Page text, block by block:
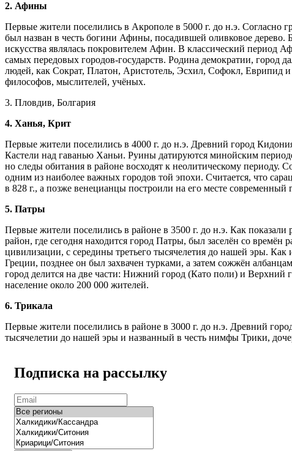
2. Афины
Первые жители поселились в Акрополе в 5000 г. до н.э. Согласно
был назван в честь богини Афины, посадившей оливковое дерево.
искусства являлась покровителем Афин. В классический период
самых передовых городов-государств. Родина демократии, город
людей, как Сократ, Платон, Аристотель, Эсхил, Софокл, Еврипид
философов, мыслителей, учёных.
3. Пловдив, Болгария
4. Ханья, Крит
Первые жители поселились в 4000 г. до н.э. Древний город
Кастели над гаванью Ханьи. Руины датируются минойским
но следы обитания в районе восходят к неолитическому периоду.
одним из наиболее важных городов той эпохи. Считается, что
в 828 г., а позже венецианцы построили на его месте современный
5. Патры
Первые жители поселились в районе в 3500 г. до н.э. Как показали
район, где сегодня находится город Патры, был заселён со времён
цивилизации, с середины третьего тысячелетия до нашей эры. Как
Греции, позднее он был захвачен турками, а затем сожжён
город делится на две части: Нижний город (Като поли) и Верхний
население около 200 000 жителей.
6. Трикала
Первые жители поселились в районе в 3000 г. до н.э. Древний
тысячелетии до нашей эры и названный в честь нимфы Трики,
Подписка на рассылку